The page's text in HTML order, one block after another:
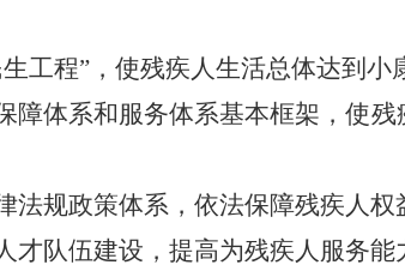
程”，使残疾人生活总体达到小
体系和服务体系基本框架，使残
规政策体系，依法保障残疾人权
队伍建设，提高为残疾人服务能